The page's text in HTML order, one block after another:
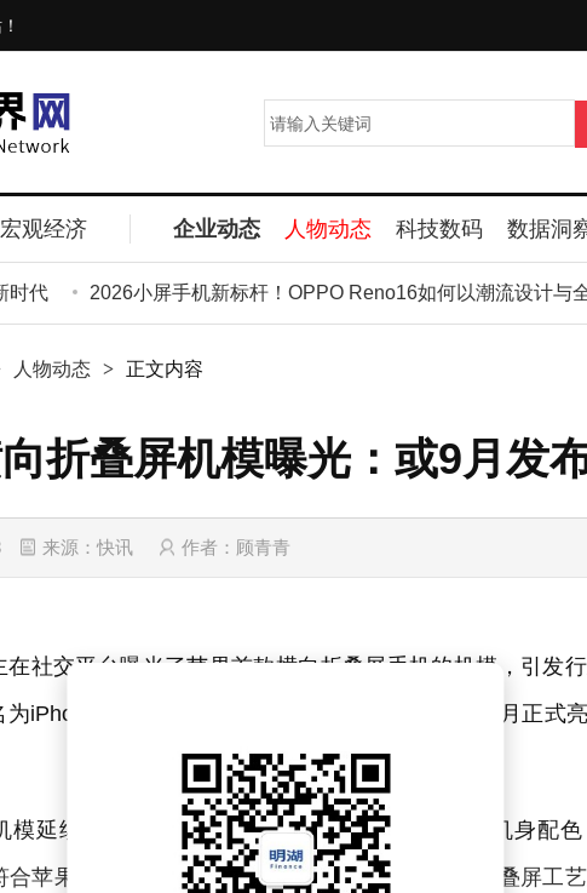
宏观经济 企业动态 人物动态 科技数码 数据洞
2026小屏手机新标杆！OPPO Reno16如何以潮流设计与全
人物动态 > 正文内容
折叠屏机模曝光：或9月发
来源：快讯 作者：顾青青
在社交平台曝光了苹果首款横向折叠屏手机的机模，引发
iPhone Fold或iPhone Ultra的新机，有望于今年9月正式
模延续了苹果一贯的极简美学风格，采用纯白色机身配
苹果高端产品的定位，更有助于集中资源攻克折叠屏工